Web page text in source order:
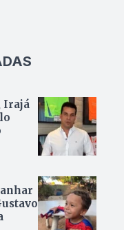
Irajá